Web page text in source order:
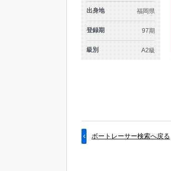
出身地 福岡県
登録期 97期
級別 A2級
ボートレーサー検索へ戻る